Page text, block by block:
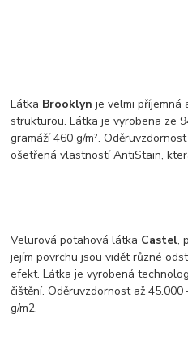
Látka Brooklyn je velmi příjemná
strukturou. Látka je vyrobena ze
gramáží 460 g/m².
ošetřená vlastností AntiStain,
Velurová potahová látka Castel,
jejím povrchu jsou vidět různé
efekt. Látka je vyrobená
čištění. Oděruvzdornost až
g/m2.